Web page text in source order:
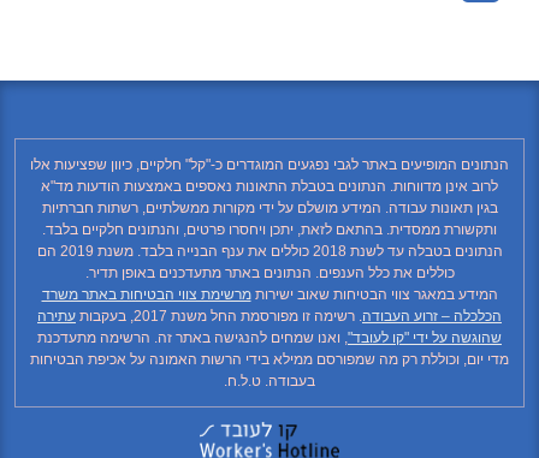
הנתונים המופיעים באתר לגבי נפגעים המוגדרים כ-"קל" חלקיים, כיוון שפציעות אלו
לרוב אינן מדווחות. הנתונים בטבלת התאונות נאספים באמצעות הודעות מד"א
בגין תאונות עבודה. המידע מושלם על ידי מקורות ממשלתיים, רשתות חברתיות
ותקשורת ממסדית. בהתאם לזאת, יתכן ויחסרו פרטים, והנתונים חלקיים בלבד.
הנתונים בטבלה עד לשנת 2018 כוללים את ענף הבנייה בלבד. משנת 2019 הם
כוללים את כלל הענפים. הנתונים באתר מתעדכנים באופן תדיר.
המידע במאגר צווי הבטיחות שאוב ישירותמרשימת צווי הבטיחות באתר משרד
הכלכלה – זרוע העבודה. רשימה זו מפורסמת החל משנת 2017, בעקבות
עתירה
שהוגשה על ידי "קו לעובד", ואנו שמחים להנגישה באתר זה. הרשימה מתעדכנת
מדי יום, וכוללת רק מה שמפורסם ממילא בידי הרשות האמונה על אכיפת הבטיחות
בעבודה. ט.ל.ח.